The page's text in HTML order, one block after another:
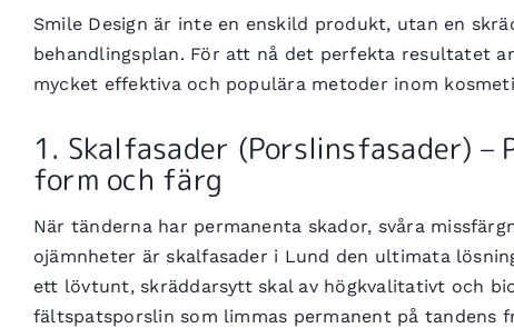
Smile Design är inte en enskild produkt, utan en
behandlingsplan. För att nå det perfekta resultatet
mycket effektiva och populära metoder inom
1. Skalfasader (Porslinsfasader) –
form och färg
När tänderna har permanenta skador, svåra
ojämnheter är skalfasader i Lund den ultimata
ett lövtunt, skräddarsytt skal av högkvalitativt och
fältspatsporslin som limmas permanent på tandens